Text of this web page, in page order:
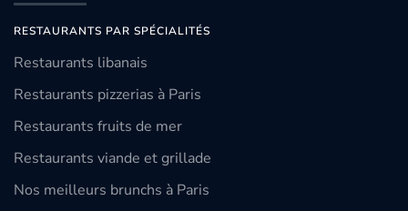
RESTAURANTS PAR SPÉCIALITÉS
Restaurants libanais
Restaurants pizzerias à Paris
Restaurants fruits de mer
Restaurants viande et grillade
Nos meilleurs brunchs à Paris